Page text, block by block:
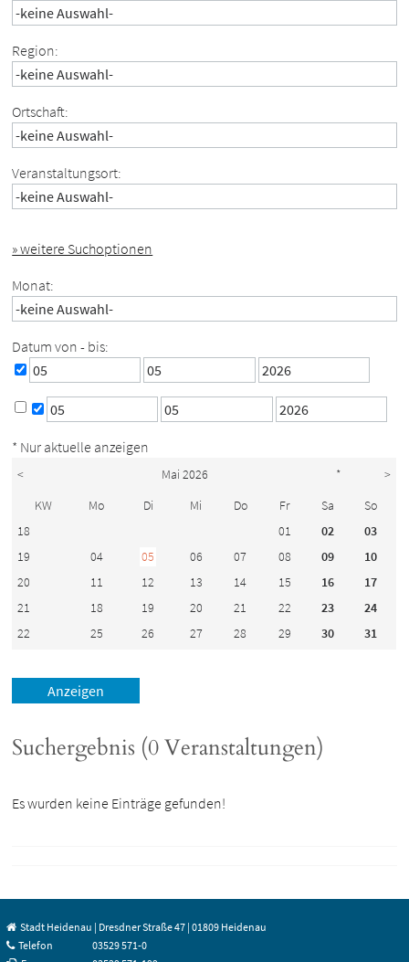
Region:
Ortschaft:
Veranstaltungsort:
» weitere Suchoptionen
Monat:
Datum von - bis:
* Nur aktuelle anzeigen
< Mai 2026 *
>
KW
Mo Di Mi Do Fr Sa
So
18
01 02
03
19
04 05 06 07 08 09
10
20
11 12 13 14 15 16
17
21
18 19 20 21 22 23
24
22
25 26 27 28 29 30 31
Suchergebnis (0 Veranstaltungen)
Es wurden keine Einträge gefunden!
Stadt Heidenau | Dresdner Straße 47 | 01809 Heidenau
Telefon
03529 571-0